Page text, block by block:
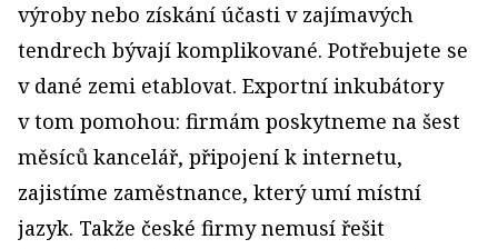
výroby nebo získání účasti v zajímavých
tendrech bývají komplikované. Potřebujete se
v dané zemi etablovat. Exportní inkubátory
v tom pomohou: firmám poskytneme na šest
měsíců kancelář, připojení k internetu,
zajistíme zaměstnance, který umí místní
jazyk. Takže české firmy nemusí řešit